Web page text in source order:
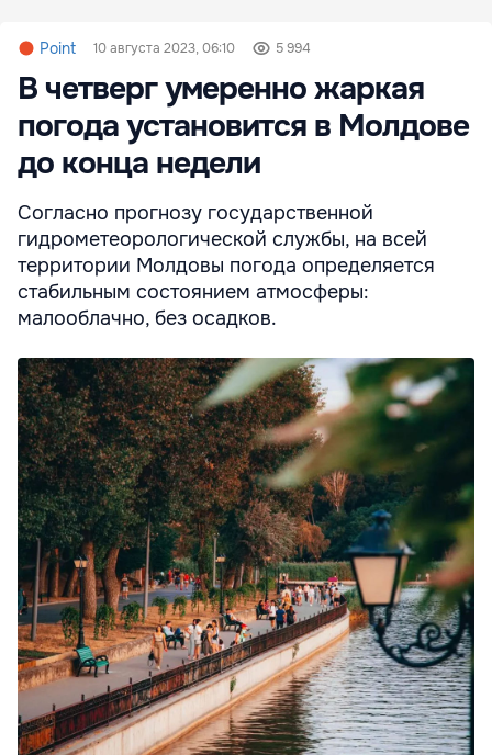
Point 10 августа 2023, 06:10 5 994
В четверг умеренно жаркая
погода установится в Молдове
до конца недели
Согласно прогнозу государственной
гидрометеорологической службы, на всей
территории Молдовы погода определяется
стабильным состоянием атмосферы:
малооблачно, без осадков.